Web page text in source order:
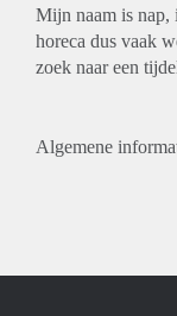
Mijn naam is nap,
horeca dus vaak
zoek naar een
Algemene